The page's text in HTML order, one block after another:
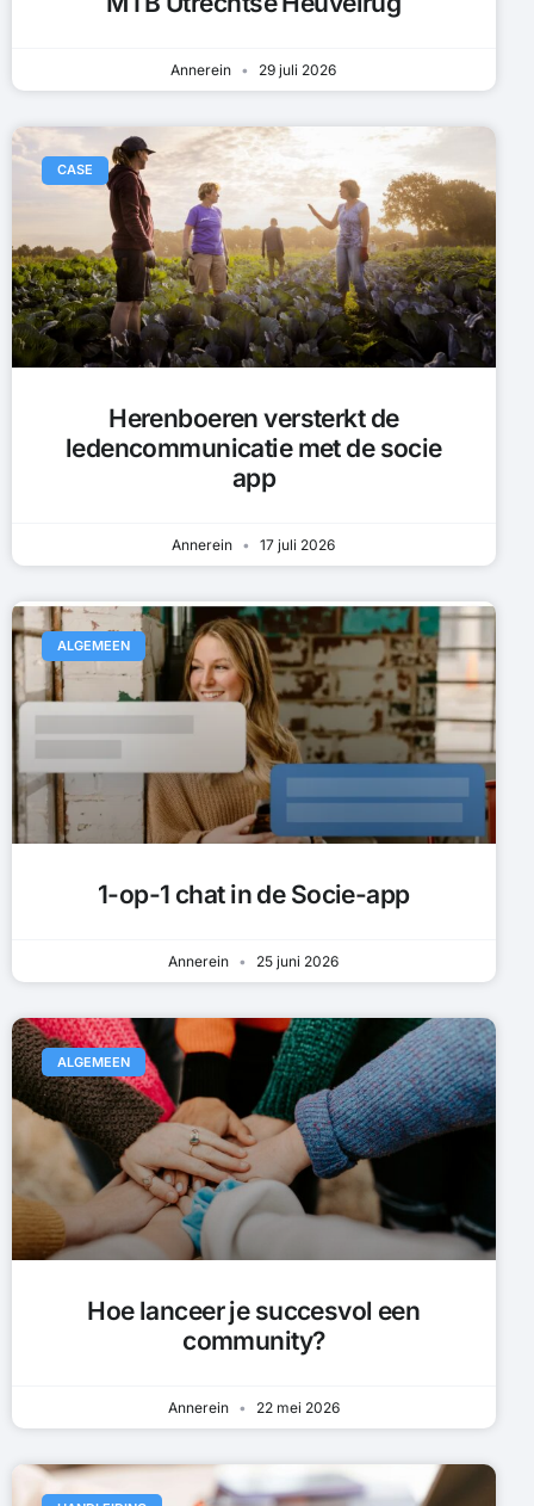
Annerein 29 juli 2026
CASE
Herenboeren versterkt de
ledencommunicatie met de socie
app
Annerein 17 juli 2026
ALGEMEEN
1-op-1 chat in de Socie-app
Annerein 25 juni 2026
ALGEMEEN
Hoe lanceer je succesvol een
community?
Annerein 22 mei 2026